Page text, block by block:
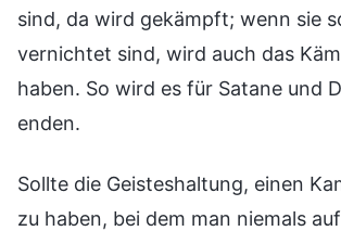
sind, da wird gekämpft; wenn sie
vernichtet sind, wird auch das
haben. So wird es für Satane und
enden.
Sollte die Geisteshaltung, einen
zu haben, bei dem man niemals